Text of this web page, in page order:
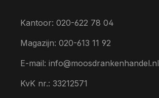
Kantoor: 020-622 78 04
Magazijn: 020-613 11 92
E-mail: info@moosdrankenhandel.nl
KvK nr.: 33212571